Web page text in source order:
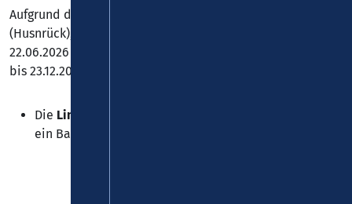
Aufgrund der Sanierung der Ortsdurchfahrt Hahn
(Husnrück), ist eine Durchfahrt für den Verkehr ab dem
22.06.2026 nicht mehr möglich. Diese Sperrung gilt vorerst
bis 23.12.2026.
Die Linie 662
ein Baustellenfahrplan (siehe Dateianhang).